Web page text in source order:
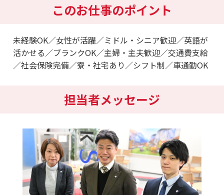
このお仕事のポイント
未経験OK／女性が活躍／ミドル・シニア歓迎／英語が
活かせる／ブランクOK／主婦・主夫歓迎／交通費支給
／社会保険完備／寮・社宅あり／シフト制／車通勤OK
担当者メッセージ